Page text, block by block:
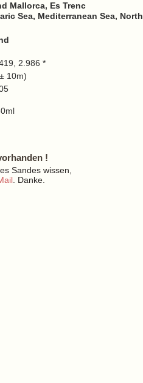
Mallorca, Es Trenc
Sea, Mediterranean Sea,
2.986 *
10m)
!
Sandes wissen,
. Danke.